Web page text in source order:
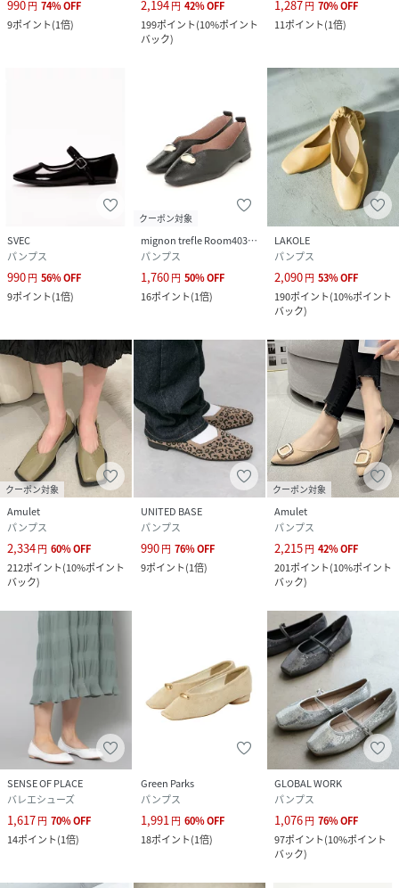
990円 74%OFF
9ポイント(1倍)
2,194円 42%OFF
199ポイント(10%ポイント
バック)
1,287円 70%OFF
11ポイント(1倍)
SVEC
パンプス
990円 56%OFF
9ポイント(1倍)
クーポン対象
mignon trefle Room403 selected
パンプス
1,760円 50%OFF
16ポイント(1倍)
LAKOLE
パンプス
2,090円 53%OFF
190ポイント(10%ポイント
バック)
クーポン対象
Amulet
パンプス
2,334円 60%OFF
212ポイント(10%ポイント
バック)
UNITED BASE
パンプス
990円 76%OFF
9ポイント(1倍)
クーポン対象
Amulet
パンプス
2,215円 42%OFF
201ポイント(10%ポイント
バック)
SENSE OF PLACE
バレエシューズ
1,617円 70%OFF
14ポイント(1倍)
Green Parks
パンプス
1,991 円 60%OFF
18ポイント(1倍)
GLOBAL WORK
パンプス
1,076円 76%OFF
97ポイント(10%ポイント
バック)